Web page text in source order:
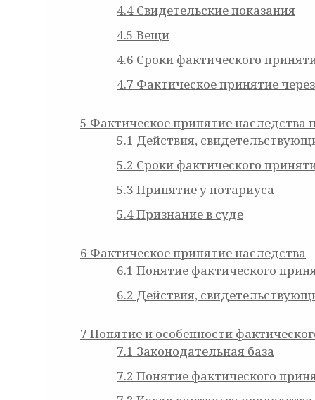
4.4 Свидетельские показания
4.5 Вещи
4.6 Сроки фактического
4.7 Фактическое принятие
5 Фактическое принятие наследства
5.1 Действия,
5.2 Сроки фактического
5.3 Принятие у нотариуса
5.4Признание в суде
6 Фактическое принятие наследства
6.1 Понятие фактического
6.2 Действия,
7 Понятие и особенности
7.1 Законодательная база
7.2 Понятие фактического